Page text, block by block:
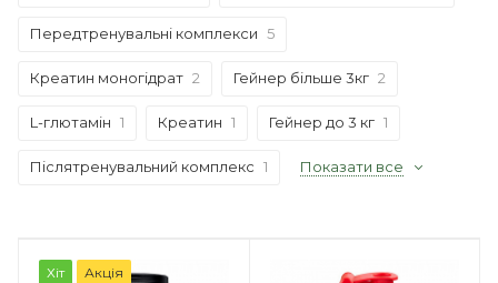
Передтренувальні комплекси 5
Креатин моногідрат 2 Гейнер більше 3кг 2
L-глютамін 1 Креатин 1 Гейнер до 3 кг 1
Післятренувальний комплекс 1 Показати все
Хіт Акція